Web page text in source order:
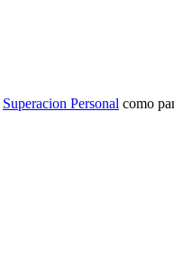
Superacion Personal como